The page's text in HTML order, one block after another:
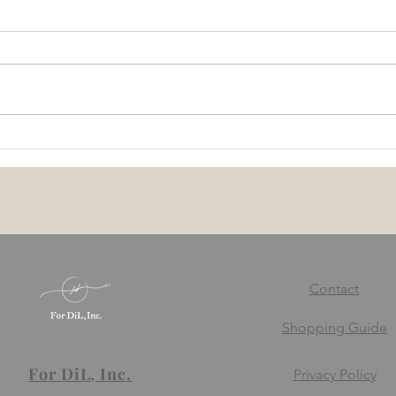
のストレスチェック制度につ
ル
For DiL, Inc.
Contact
Shopping Guide
Privacy Policy